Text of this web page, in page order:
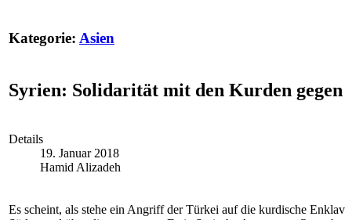
Kategorie: Asien
Syrien: Solidarität mit den Kurden
Details
19. Januar 2018
Hamid Alizadeh
Es scheint, als stehe ein Angriff der Türkei auf die kurdische